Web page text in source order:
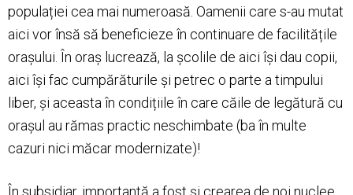
populației cea mai numeroasă. Oamenii care s-au mutat
aici vor însă să beneficieze în continuare de facilitățile
orașului. În oraș lucrează, la școlile de aici își dau copii,
aici își fac cumpărăturile și petrec o parte a timpului
liber, și aceasta în condițiile în care căile de legătură cu
orașul au rămas practic neschimbate (ba în multe
cazuri nici măcar modernizate)!
În subsidiar, importantă a fost și crearea de noi nuclee